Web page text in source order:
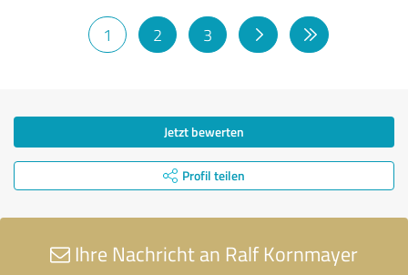
1 2 3
Jetzt bewerten
Profil teilen
Ihre Nachricht an Ralf Kornmayer